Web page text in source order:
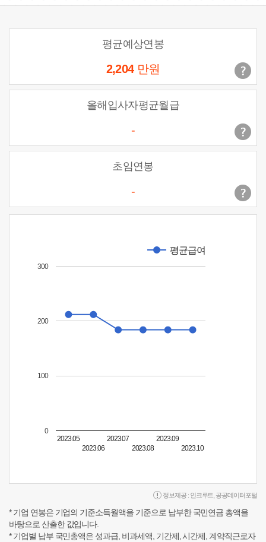
평균예상연봉
2,204 만원
올해입사자평균월급
-
초임연봉
-
평균급여
2023.05
2023.06
2023.07
2023.08
2023.09
2023.10
0
100
200
300
정보제공 : 인크루트 공공데이터포털
* 기업 연봉은 기업의 기준소득월액을 기준으로 납부한 국민연금 총액을
바탕으로 산출한 값입니다.
* 기업별 납부 국민총액은 성과급, 비과세액, 기간제, 시간제, 계약직근로자